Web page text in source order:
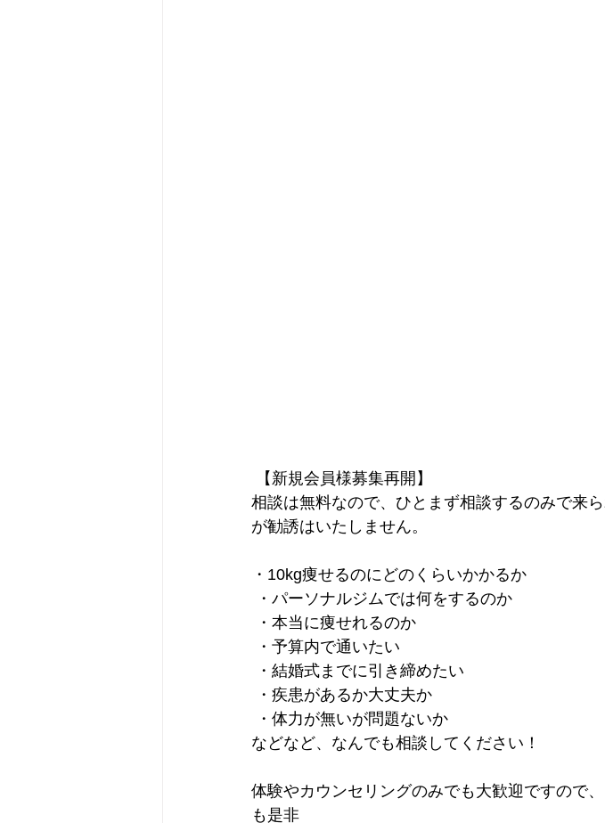
【新規会員様募集再開】
相談は無料なので、ひとまず相談するのみで来
が勧誘はいたしません。
・10kg痩せるのにどのくらいかかるか
・パーソナルジムでは何をするのか
・本当に痩せれるのか
・予算内で通いたい
・結婚式までに引き締めたい
・疾患があるか大丈夫か
・体力が無いが問題ないか
などなど、なんでも相談してください！
体験やカウンセリングのみでも大歓迎ですので
も是非